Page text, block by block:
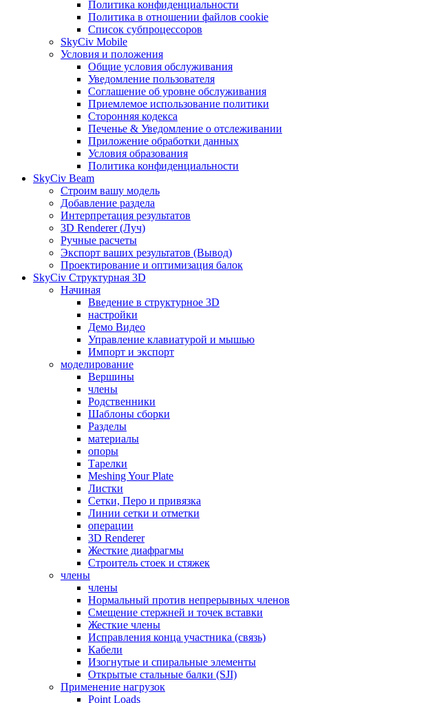
Политика конфиденциальности
Политика в отношении файлов cookie
Список субпроцессоров
SkyCiv Mobile
Условия и положения
Общие условия обслуживания
Уведомление пользователя
Соглашение об уровне обслуживания
Приемлемое использование политики
Сторонняя кодекса
Печенье & Уведомление о отслеживании
Приложение обработки данных
Условия образования
Политика конфиденциальности
SkyCiv Beam
Строим вашу модель
Добавление раздела
Интерпретация результатов
3D Renderer (Луч)
Ручные расчеты
Экспорт ваших результатов (Вывод)
Проектирование и оптимизация балок
SkyCiv Структурная 3D
Начиная
Введение в структурное 3D
настройки
Демо Видео
Управление клавиатурой и мышью
Импорт и экспорт
моделирование
Вершины
члены
Родственники
Шаблоны сборки
Разделы
материалы
опоры
Тарелки
Meshing Your Plate
Листки
Сетки, Перо и привязка
Линии сетки и отметки
операции
3D Renderer
Жесткие диафрагмы
Строитель стоек и стяжек
члены
члены
Нормальный против непрерывных членов
Смещение стержней и точек вставки
Жесткие члены
Исправления конца участника (связь)
Кабели
Изогнутые и спиральные элементы
Открытые стальные балки (SJI)
Применение нагрузок
Point Loads